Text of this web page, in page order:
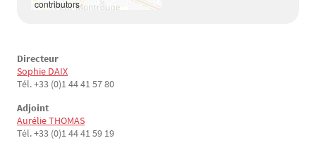
contributors
Texte
Directeur
Sophie DAIX
Tél. +33 (0)1 44 41 57 80
Adjoint
Aurélie THOMAS
Tél. +33 (0)1 44 41 59 19